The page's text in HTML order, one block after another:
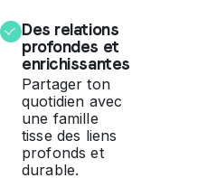
Des relations
profondes et
enrichissantes
Partager ton
quotidien avec
une famille
tisse des liens
profonds et
durable.